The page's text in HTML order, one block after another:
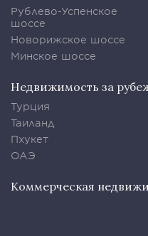
Рублево-Успенское
шоссе
Новорижское шоссе
Минское шоссе
Недвижимость за
Турция
Таиланд
Пхукет
ОАЭ
Коммерческая